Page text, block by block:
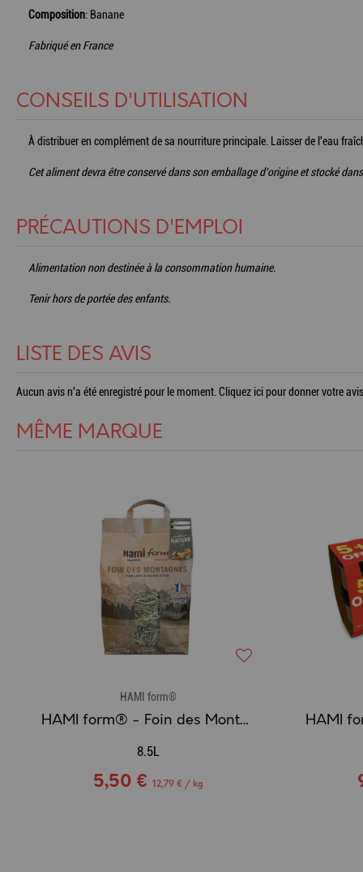
Composition: Banane
Fabriqué en France
CONSEILS D'UTILISATION
À distribuer en complément de sa nourriture principale. Laisser de l'eau
Cet aliment devra être conservé dans son emballage d'origine et stocké
PRÉCAUTIONS D'EMPLOI
Alimentation non destinée à la consommation humaine.
Tenir hors de portée des enfants.
LISTE DES AVIS
Aucun avis n'a été enregistré pour le moment.Cliquez ici pour donner votre
MÊME MARQUE
HAMI form®
HAMI form® - Foin des Montagnes Nature
8.5L
5,50 € 12,79 € / kg